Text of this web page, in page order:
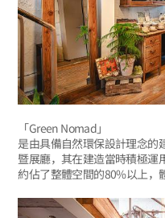
「Green Nomad」
是由具備自然環保設計理念的
暨展廳，其在建造當時積極運
約佔了整體空間的80%以上，